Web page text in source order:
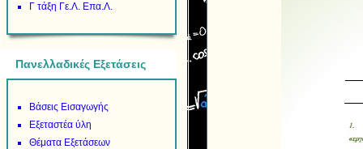
Γ τάξη Γε.Λ. Επα.Λ.
Πανελλαδικές Εξετάσεις
Βάσεις Εισαγωγής
Εξεταστέα ύλη
Θέματα Εξετάσεων